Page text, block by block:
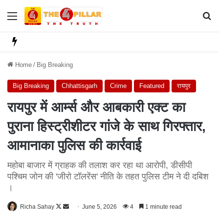
Menu
Home / Big Breaking
Big Breaking Chhattisgarh Crime Featured रायपुर
रायपुर में आर्म्स और आबकारी एक्ट का
पुराना हिस्ट्रीशीटर गांजे के साथ गिरफ्तार,
आमानाका पुलिस की कार्रवाई
महोबा बाजार में ग्राहक की तलाश कर रहा था आरोपी, डीसीपी
पश्चिम जोन की 'जीरो टॉलरेंस' नीति के तहत पुलिस टीम ने दी दबिश
।
Richa Sahay
F
June 5, 2026 4 1 minute read